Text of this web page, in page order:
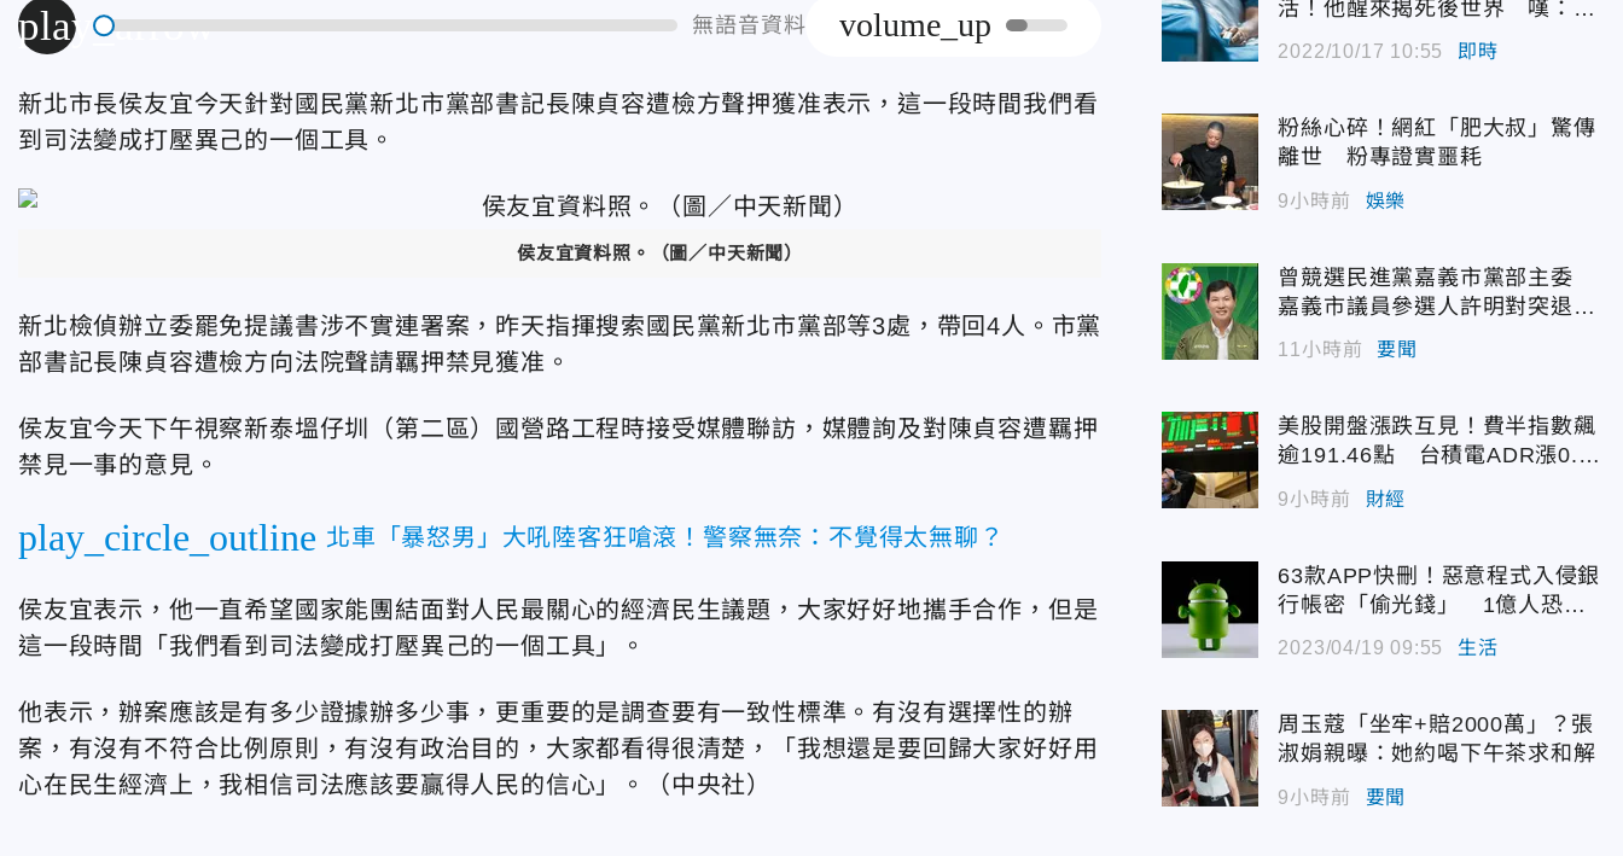
play_arrow 無語音資料 volume_up
新北市長侯友宜今天針對國民黨新北市黨部書記長陳貞容遭檢方聲押獲准表示，這一段時間我們看
到司法變成打壓異己的一個工具。
侯友宜資料照。（圖／中天新聞）
新北檢偵辦立委罷免提議書涉不實連署案，昨天指揮搜索國民黨新北市黨部等3處，帶回4人。市黨
部書記長陳貞容遭檢方向法院聲請羈押禁見獲准。
侯友宜今天下午視察新泰塭仔圳（第二區）國營路工程時接受媒體聯訪，媒體詢及對陳貞容遭羈押
禁見一事的意見。
play_circle_outline 北車「暴怒男」大吼陸客狂嗆滾！警察無奈：不覺得太無聊？
侯友宜表示，他一直希望國家能團結面對人民最關心的經濟民生議題，大家好好地攜手合作，但是
這一段時間「我們看到司法變成打壓異己的一個工具」。
他表示，辦案應該是有多少證據辦多少事，更重要的是調查要有一致性標準。有沒有選擇性的辦
案，有沒有不符合比例原則，有沒有政治目的，大家都看得很清楚，「我想還是要回歸大家好好用
心在民生經濟上，我相信司法應該要贏得人民的信心」。（中央社）
活！他醒來揭死後世界 嘆：很
2022/10/17 10:55 即時
粉絲心碎！網紅「肥大叔」驚傳
離世 粉專證實噩耗
9小時前 娛樂
曾競選民進黨嘉義市黨部主委
嘉義市議員參選人許明對突退
選！
11小時前 要聞
美股開盤漲跌互見！費半指數飆
逾191.46點 台積電ADR漲0.9
3%
9小時前 財經
63款APP快刪！惡意程式入侵銀
行帳密「偷光錢」 1億人恐被
2023/04/19 09:55 生活
周玉蔻「坐牢+賠2000萬」？張
淑娟親曝：她約喝下午茶求和解
9小時前 要聞